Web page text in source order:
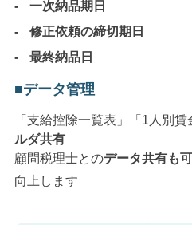
一次納品期日
修正依頼の締切期日
最終納品日
データ管理
「支給控除一覧表」「1人別
ルダ共有
顧問税理士とのデータ共有も
向上します